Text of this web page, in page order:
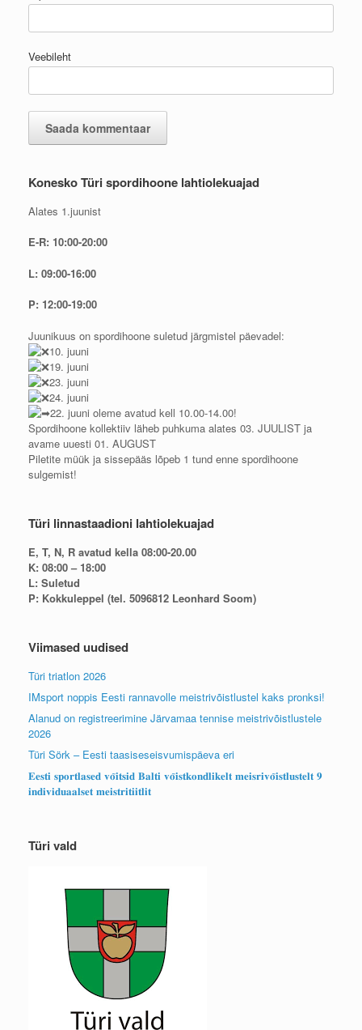
Veebileht
Konesko Türi spordihoone lahtiolekuajad
Alates 1.juunist
E-R: 10:00-20:00
L: 09:00-16:00
P: 12:00-19:00
Juunikuus on spordihoone suletud järgmistel päevadel:
10. juuni
19. juuni
23. juuni
24. juuni
22. juuni oleme avatud kell 10.00-14.00!
Spordihoone kollektiiv läheb puhkuma alates 03. JUULIST ja
avame uuesti 01. AUGUST
Piletite müük ja sissepääs lõpeb 1 tund enne spordihoone
sulgemist!
Türi linnastaadioni lahtiolekuajad
E, T, N, R avatud kella 08:00-20.00
K: 08:00 – 18:00
L: Suletud
P: Kokkuleppel (tel. 5096812 Leonhard Soom)
Viimased uudised
Türi triatlon 2026
IMsport noppis Eesti rannavolle meistrivõistlustel kaks pronksi!
Alanud on registreerimine Järvamaa tennise meistrivõistlustele
2026
Türi Sörk – Eesti taasiseseisvumispäeva eri
𝐄𝐞𝐬𝐭𝐢 𝐬𝐩𝐨𝐫𝐭𝐥𝐚𝐬𝐞𝐝 𝐯𝐨̃𝐢𝐭𝐬𝐢𝐝 𝐁𝐚𝐥𝐭𝐢 𝐯𝐨̃𝐢𝐬𝐭𝐤𝐨𝐧𝐝𝐥𝐢𝐤𝐞𝐥𝐭 𝐦𝐞𝐢𝐬𝐫𝐢𝐯𝐨̃𝐢𝐬𝐭𝐥𝐮𝐬𝐭𝐞𝐥𝐭 𝟗
𝐢𝐧𝐝𝐢𝐯𝐢𝐝𝐮𝐚𝐚𝐥𝐬𝐞𝐭 𝐦𝐞𝐢𝐬𝐭𝐫𝐢𝐭𝐢𝐢𝐭𝐥𝐢𝐭
Türi vald